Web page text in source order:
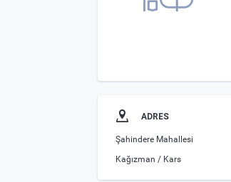
ADRES
Şahindere Mahallesi
Kağızman / Kars